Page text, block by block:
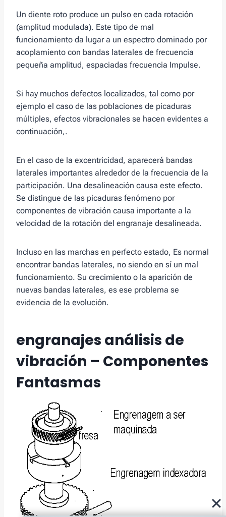
Un diente roto produce un pulso en cada rotación
(amplitud modulada). Este tipo de mal
funcionamiento da lugar a un espectro dominado por
acoplamiento con bandas laterales de frecuencia
pequeña amplitud, espaciadas frecuencia Impulse.
Si hay muchos defectos localizados, tal como por
ejemplo el caso de las poblaciones de picaduras
múltiples, efectos vibracionales se hacen evidentes a
continuación,.
En el caso de la excentricidad, aparecerá bandas
laterales importantes alrededor de la frecuencia de la
participación. Una desalineación causa este efecto.
Se distingue de las picaduras fenómeno por
componentes de vibración causa importante a la
velocidad de la rotación del engranaje desalineada.
Incluso en las marchas en perfecto estado, Es normal
encontrar bandas laterales, no siendo en sí un mal
funcionamiento. Su crecimiento o la aparición de
nuevas bandas laterales, es ese problema se
evidencia de la evolución.
engranajes análisis de
vibración – Componentes
Fantasmas